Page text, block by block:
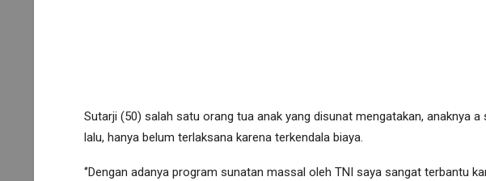
Sutarji (50) salah satu orang tua anak yang disunat mengatakan, anaknya
lalu, hanya belum terlaksana karena terkendala biaya.
‘’Dengan adanya program sunatan massal oleh TNI saya sangat terbantu